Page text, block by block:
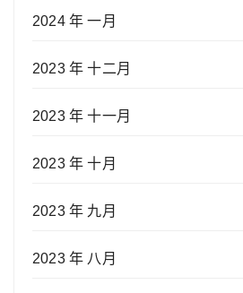
2024 年 一月
2023 年 十二月
2023 年 十一月
2023 年 十月
2023 年 九月
2023 年 八月